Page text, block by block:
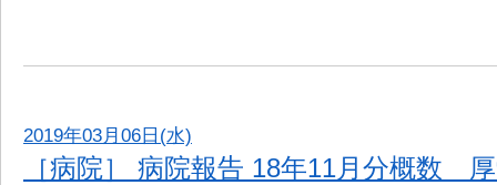
2019年03月06日(水)
［病院］ 病院報告 18年11月分概数